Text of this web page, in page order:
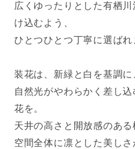
広くゆったりとした有栖
け込むよう、
ひとつひとつ丁寧に選ばれ
装花は、新緑と白を基調に
自然光がやわらかく差し
花を。
天井の高さと開放感のある
空間全体に凛とした美しさ